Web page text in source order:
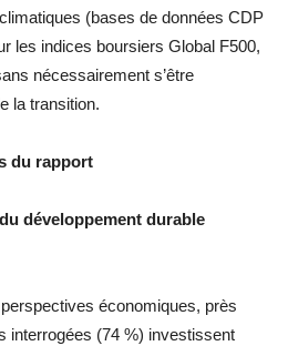
(bases de données CDP
les indices boursiers Global F500,
nécessairement s’être
la transition.
du rapport
développement durable
économiques, près
interrogées (74 %) investissent